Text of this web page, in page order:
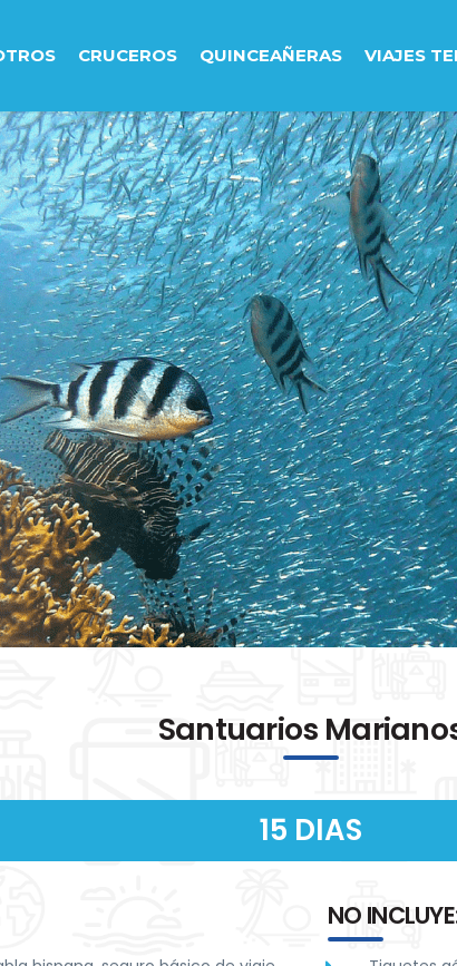
CRUCEROS QUINCEAÑERAS VIAJES
Santuarios
15 DIAS
NO